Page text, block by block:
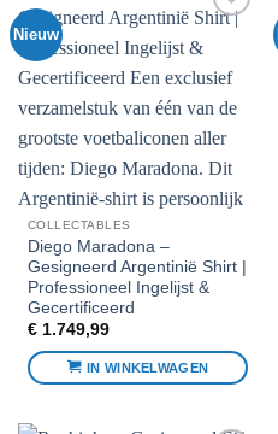
Nieuw
aan
COLLECTABLES
Diego Maradona –
Gesigneerd Argentinië Shirt |
Professioneel Ingelijst &
Gecertificeerd
€1.749,99
IN WINKELWAGEN